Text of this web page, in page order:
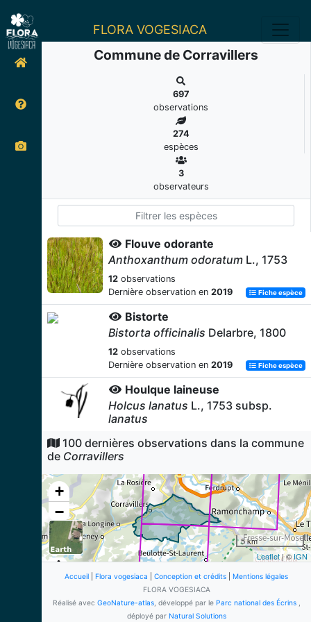
FLORA VOGESIACA
Commune de Corravillers
697
observations
274
espèces
3
observateurs
Flouve odorante
Anthoxanthum odoratum L., 1753
12 observations
Dernière observation en 2019 Fiche espèce
Bistorte
Bistorta officinalis Delarbre, 1800
12 observations
Dernière observation en 2019 Fiche espèce
Houlque laineuse
Holcus lanatus L., 1753 subsp.
lanatus
12
observations
Dernière observation en
2019
Achillée millefeuille
Achillea millefoliumL., 1753
11observations
Dernière observation en2019 Fiche espèce
Lycopodielle inondée
Lycopodiella inundata(L.) Holub,
1964
Dernière observation en
100 dernières observations dans la commune
de Corravillers
+
−
5 km
Leaflet| ©IGN
Accueil Flora vogesiaca Conception et crédits
Mentions légales
FLORA VOGESIACA
Réalisé avec GeoNature-atlas, développé par le Parc national des Écrins,
déployé par Natural Solutions